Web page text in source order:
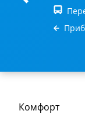
Комфорт